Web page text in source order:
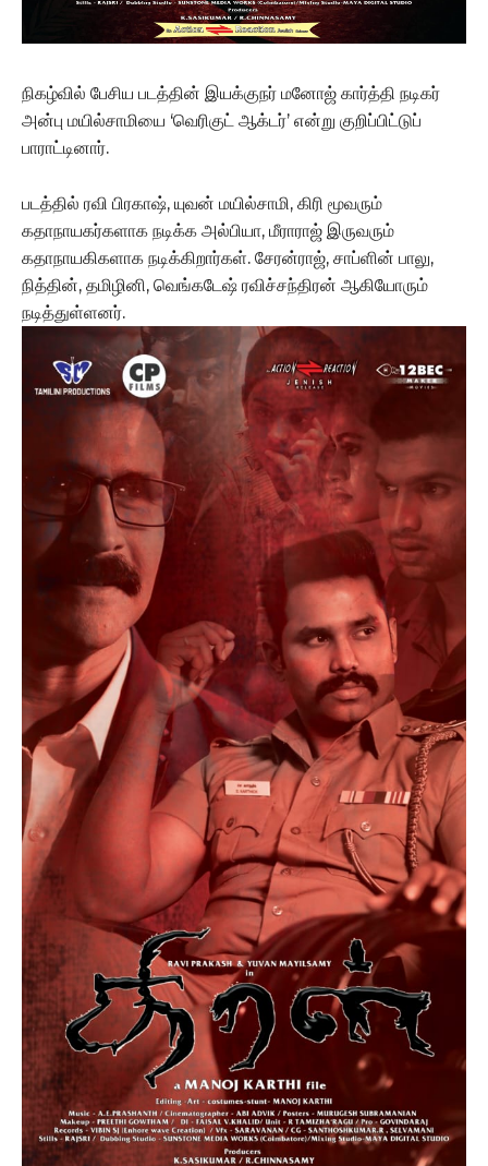
நிகழ்வில் பேசிய படத்தின் இயக்குநர் மனோஜ் கார்த்தி நடிகர்
அன்பு மயில்சாமியை ‘வெரிகுட் ஆக்டர்’ என்று குறிப்பிட்டுப்
பாராட்டினார்.
படத்தில் ரவி பிரகாஷ், யுவன் மயில்சாமி, கிரி மூவரும்
கதாநாயகர்களாக நடிக்க அல்பியா, மீராராஜ் இருவரும்
கதாநாயகிகளாக நடிக்கிறார்கள். சேரன்ராஜ், சாப்ளின் பாலு,
நித்தின், தமிழினி, வெங்கடேஷ் ரவிச்சந்திரன் ஆகியோரும்
நடித்துள்ளனர்.